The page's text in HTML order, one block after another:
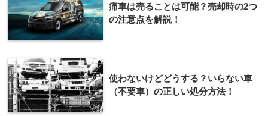
痛車は売ることは可能？売却時の2つ
の注意点を解説！
使わないけどどうする？いらない車
（不要車）の正しい処分方法！